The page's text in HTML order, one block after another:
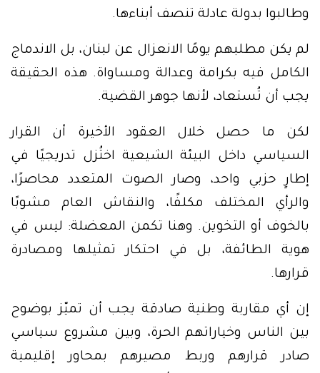
وطالبوا بدولة عادلة تنصف أبناءها.
لم يكن مطلبهم يومًا الانعزال عن لبنان، بل الاندماج
الكامل فيه بكرامة وعدالة ومساواة. هذه الحقيقة
يجب أن تُستعاد، لأنها جوهر القضية.
لكن ما حصل خلال العقود الأخيرة أن القرار
السياسي داخل البيئة الشيعية اختُزل تدريجيًا في
إطارٍ حزبي واحد، وصار الصوت المتعدد محاصرًا،
والرأي المختلف مكلفًا، والنقاش العام مشوبًا
بالخوف أو التخوين. وهنا تكمن المعضلة: ليس في
هوية الطائفة، بل في احتكار تمثيلها ومصادرة
قرارها.
إن أي مقاربة وطنية صادقة يجب أن تميّز بوضوح
بين الناس وخياراتهم الحرة، وبين مشروع سياسي
صادر قرارهم وربط مصيرهم بمحاور إقليمية